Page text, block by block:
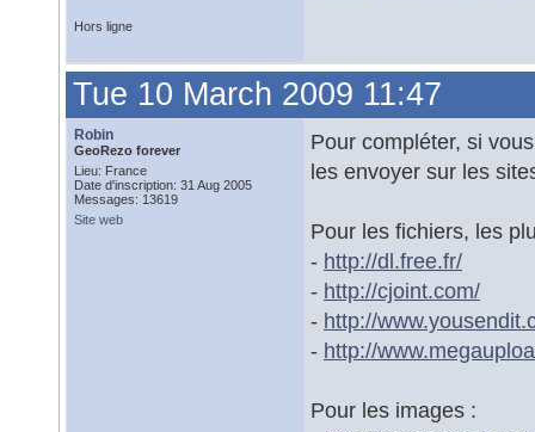
Hors ligne
Tue 10 March 2009 11:47
Robin
GeoRezo forever
Lieu: France
Date d'inscription: 31 Aug 2005
Messages: 13619
Site web
Pour compléter, si
les envoyer sur les
Pour les fichiers, les
- http://dl.free.fr/
- http://cjoint.com/
- http://
- http://
Pour les images :